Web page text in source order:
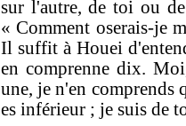
sur l'autre, de toi ou
« Comment oserais-je
Il suffit à Houei
en comprenne dix.
une, je n'en
es inférieur ; je suis de